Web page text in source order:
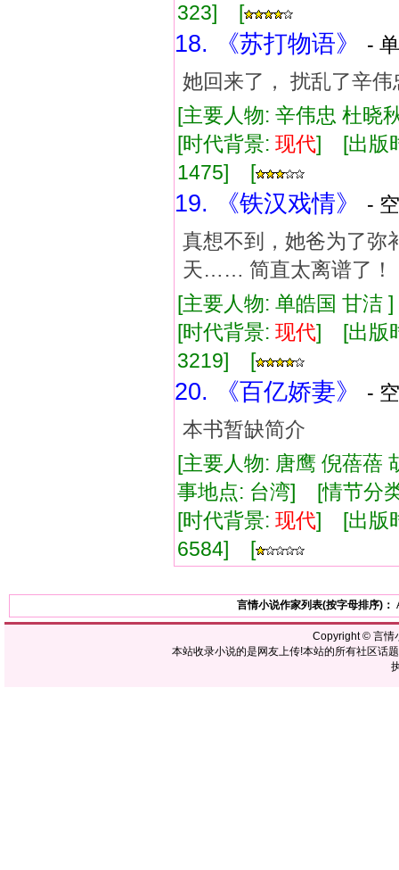
323] [
18. 《苏打物语》
-
她回来了， 扰乱了辛
[主要人物: 辛伟忠 杜
[时代背景: 现代] [出版
1475] [
19. 《铁汉戏情》
-
真想不到，她爸为了弥
天…… 简直太离谱了！
[主要人物: 单皓国 甘
[时代背景: 现代] [出版
3219] [
20. 《百亿娇妻》
-
本书暂缺简介
[主要人物: 唐鹰 倪蓓蓓
事地点: 台湾] [情节分
[时代背景: 现代] [出版
6584] [
言情小说作家列表(按字母排序)：
Copyright © 言情
本站收录小说的是网友上传!本站的所有社区话